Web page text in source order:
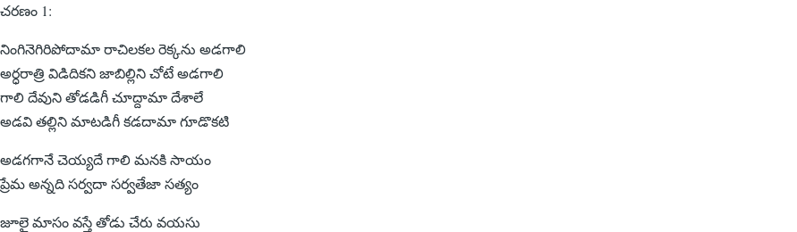
చరణం 1:
నింగినెగిరిపోదామా రాచిలకల రెక్కను అడగాలి
అర్ధరాత్రి విడిదికని జాబిల్లిని చోటే అడగాలి
గాలి దేవుని తోడడిగీ చూద్దామా దేశాలే
అడవి తల్లిని మాటడిగీ కడదామా గూడొకటి
అడగగానే చెయ్యదే గాలి మనకి సాయం
ప్రేమ అన్నది సర్వదా సర్వతేజా సత్యం
జూలై మాసం వస్తే తోడు చేరు వయసు